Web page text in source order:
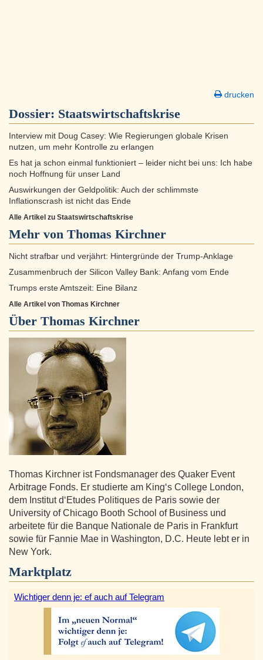
drucken
Dossier: Staatswirtschaftskrise
Interview mit Doug Casey: Wie Regierungen globale Krisen
nutzen, um mehr Kontrolle zu erlangen
Es hat ja schon einmal funktioniert – leider nicht bei uns: Ich habe
noch Hoffnung für unser Land
Auswirkungen der Geldpolitik: Auch der schlimmste
Inflationscrash ist nicht das Ende
Alle Artikel zu Staatswirtschaftskrise
Mehr von Thomas Kirchner
Nicht strafbar und verjährt: Hintergründe der Trump-Anklage
Zusammenbruch der Silicon Valley Bank: Anfang vom Ende
Trumps erste Amtszeit: Eine Bilanz
Alle Artikel von Thomas Kirchner
Über Thomas Kirchner
Thomas Kirchner ist Fondsmanager des Quaker Event
Arbitrage Fonds. Er studierte am King‘s College London,
dem Institut d‘Etudes Politiques de Paris sowie der
University of Chicago Booth School of Business und
arbeitete für die Banque Nationale de Paris in Frankfurt
sowie für Fannie Mae in Washington, D.C. Heute lebt er in
New York.
Marktplatz
Wichtiger denn je: ef auch auf Telegram